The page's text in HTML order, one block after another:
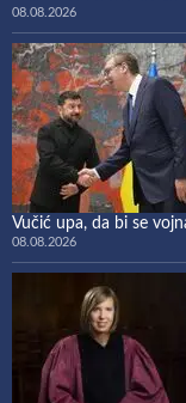
08.08.2026
Vučić upa, da bi se
08.08.2026